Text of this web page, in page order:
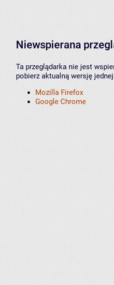
Niewspierana
Ta przeglądarka nie jest
pobierz aktualną wersję
Mozilla Firefox
Google Chrome